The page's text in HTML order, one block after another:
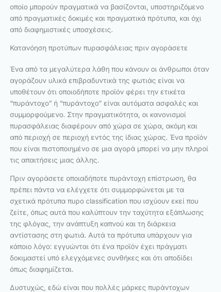
οποίο μπορούν πραγματικά να βασίζονται, υποστηριζόμενο
από πραγματικές δοκιμές και πραγματικά πρότυπα, και όχι
από διαφημιστικές υποσχέσεις.
Κατανόηση προτύπων πυρασφάλειας πριν αγοράσετε
Ένα από τα μεγαλύτερα λάθη που κάνουν οι άνθρωποι όταν
αγοράζουν υλικά επιβραδυντικά της φωτιάς είναι να
υποθέτουν ότι οποιοδήποτε προϊόν φέρει την ετικέτα
“πυράντοχο” ή “πυράντοχο” είναι αυτόματα ασφαλές και
συμμορφούμενο. Στην πραγματικότητα, οι κανονισμοί
πυρασφάλειας διαφέρουν από χώρα σε χώρα, ακόμη και
από περιοχή σε περιοχή εντός της ίδιας χώρας. Ένα προϊόν
που είναι πιστοποιημένο σε μια αγορά μπορεί να μην πληροί
τις απαιτήσεις μιας άλλης.
Πριν αγοράσετε οποιαδήποτε πυράντοχη επίστρωση, θα
πρέπει πάντα να ελέγχετε ότι συμμορφώνεται με τα
σχετικά πρότυπα πυρο classification που ισχύουν εκεί που
ζείτε, όπως αυτά που καλύπτουν την ταχύτητα εξάπλωσης
της φλόγας, την ανάπτυξη καπνού και τη διάρκεια
αντίστασης στη φωτιά. Αυτά τα πρότυπα υπάρχουν για
κάποιο λόγο: εγγυώνται ότι ένα προϊόν έχει πράγματι
δοκιμαστεί υπό ελεγχόμενες συνθήκες και ότι αποδίδει
όπως διαφημίζεται.
Δυστυχώς, εδώ είναι που πολλές μάρκες πυράντοχων